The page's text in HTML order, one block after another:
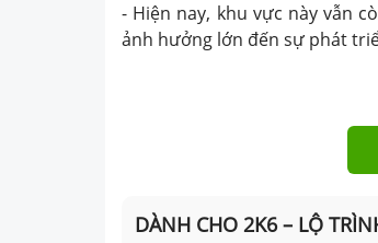
- Hiện nay, khu vực này vẫn
ảnh hưởng lớn đến sự phát
DÀNH CHO 2K6 – LỘ